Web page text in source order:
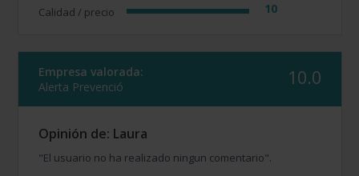
Calidad / precio 10
Empresa valorada:
Alerta Prevenció
10.0
Opinión de: Laura
"El usuario no ha realizado ningun comentario".